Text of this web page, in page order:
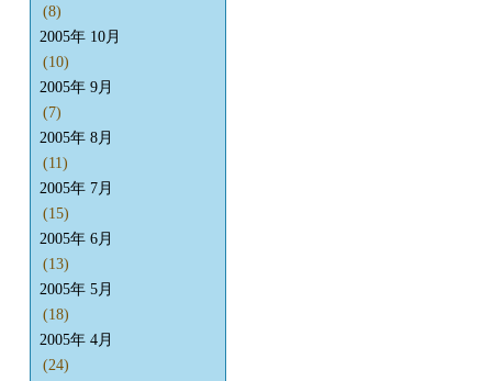
(8)
2005年 10月
(10)
2005年 9月
(7)
2005年 8月
(11)
2005年 7月
(15)
2005年 6月
(13)
2005年 5月
(18)
2005年 4月
(24)